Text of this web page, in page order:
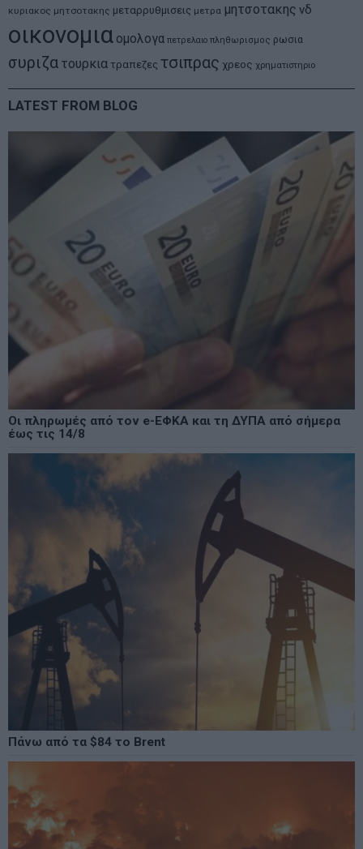
κυριακος μητσοτακης μεταρρυθμισεις μετρα μητσοτακης νδ
οικονομια ομολογα πετρελαιο πληθωρισμος ρωσια
συριζα τουρκια τραπεζες τσιπρας χρεος χρηματιστηριο
LATEST FROM BLOG
Οι πληρωμές από τον e-ΕΦΚΑ και τη ΔΥΠΑ από σήμερα
έως τις 14/8
Πάνω από τα $84 το Brent